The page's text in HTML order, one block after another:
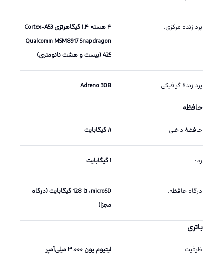
پردازنده مرکزی:
۴ هسته ۱.۴ گیگاهرتزی Cortex-A53
Qualcomm MSM8917 Snapdragon
425 (بیست و هشت نانومتری)
پردازندهٔ گرافیکی:
Adreno 308
حافظه
حافظهٔ داخلی: ۸ گیگابایت
رم: ۱ گیگابایت
درگاه حافظه:
microSD، تا 128 گیگابایت (درگاه
مجزا)
باتری
ظرفیت: لیتیوم یون ۳.۰۰۰ میلی‌آمپر